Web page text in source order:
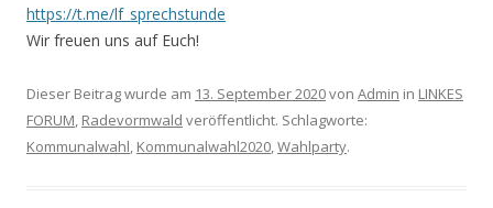
https://t.me/lf_sprechstunde
Wir freuen uns auf Euch!
Dieser Beitrag wurde am 13. September 2020von Admin in LINKES
FORUM, Radevormwald veröffentlicht. Schlagworte:
Kommunalwahl, Kommunalwahl2020,Wahlparty.